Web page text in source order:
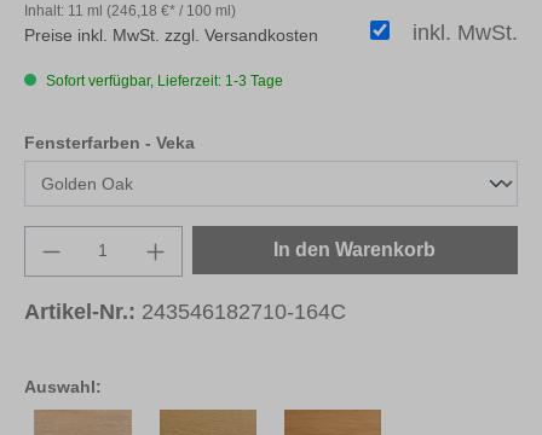
Auswahl:
Inhalt: 11 ml (246,18 €* / 100 ml)
inkl. MwSt.
Preise inkl. MwSt. zzgl. Versandkosten
Sofort verfügbar, Lieferzeit: 1-3 Tage
Fensterfarben - Veka
Produkt Anzahl: Gib den gewünschten
In den Warenkorb
Artikel-Nr.: 243546182710-164C